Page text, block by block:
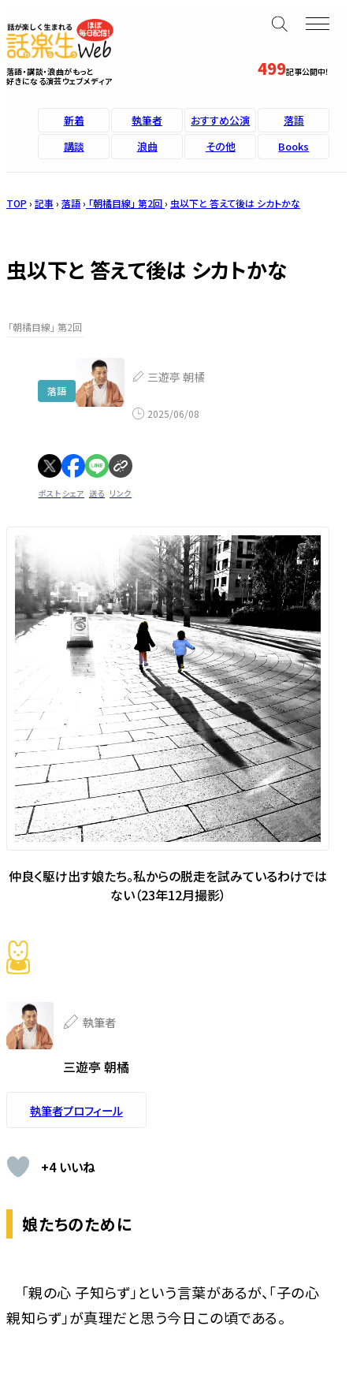
499記事公開中！
落語・講談・浪曲がもっと
好きになる演芸ウェブメディア
新着 執筆者 おすすめ公演
落語
講談
浪曲 その他 Books
TOP › 記事 › 落語› 「朝橘目線」 第2回› 虫以下と 答えて後は シカトかな
虫以下と 答えて後は シカトかな
「朝橘目線」 第2回
落語
三遊亭 朝橘
2025/06/08
ポスト シェア 送る リンク
仲良く駆け出す娘たち。私からの脱走を試みているわけでは
ない（23年12月撮影）
執筆者
三遊亭 朝橘
執筆者プロフィール
+4 いいね
娘たちのために
「親の心 子知らず」という言葉があるが、「子の心
親知らず」が真理だと思う今日この頃である――。